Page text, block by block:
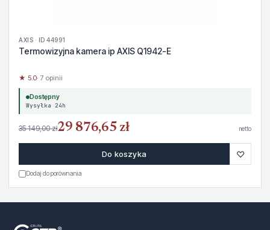
AXIS · ID 44991
Termowizyjna kamera ip AXIS Q1942-E
★ 5.0· 7 opinii
Dostępny
Wysyłka 24h
35 149,00 zł29 876,65 zł netto
Do koszyka ♡
Dodaj do porównania